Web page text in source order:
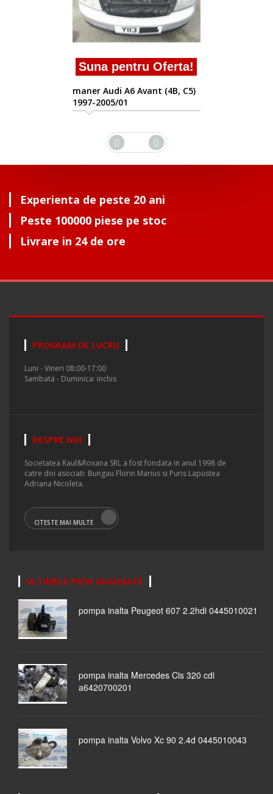
Experienta de peste 20 ani
Peste 100000 piese pe stoc
Livrare in 24 de ore
PROGRAM DE LUCRU
Luni - Vineri 08:00-17:00
Sambata - Duminica: inchis
DESPRE NOI
Societatea Raul&Roxana SRL a fost fondata in anul 1998 de
catre doi asociati: Bungau Florin Marius si Puris Lapustea
Adriana Nicoleta.
CITESTE MAI MULTE
ULTIMELE PIESE ADAUGATE
pompa inalta Peugeot 607 2.2hdi 0445010021
pompa inalta Mercedes Cls 320 cdi
a6420700201
pompa inalta Volvo Xc 90 2.4d 0445010043